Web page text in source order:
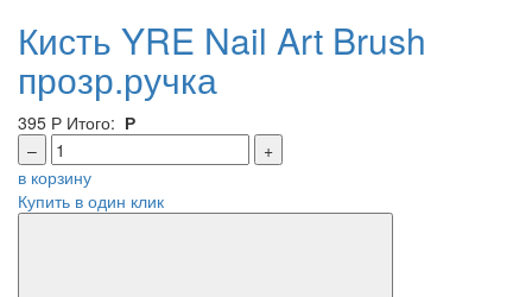
Кисть YRE Nail Art Brush
прозр.ручка
395 Р Итого: Р
–
+
в корзину
Купить в один клик